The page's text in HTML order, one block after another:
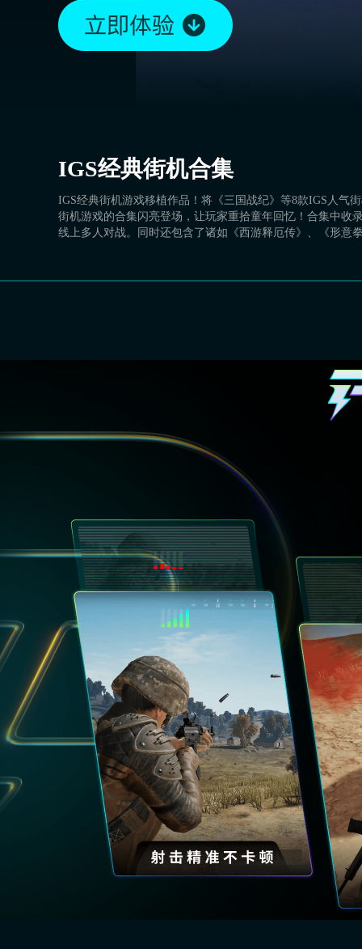
IGS经典街机合集
IGS经典街机游戏移植作品！将《三国战纪》等8款IGS人气
街机游戏的合集闪亮登场，让玩家重拾童年回忆！合集中收
线上多人对战。同时还包含了诸如《西游释厄传》、《形意